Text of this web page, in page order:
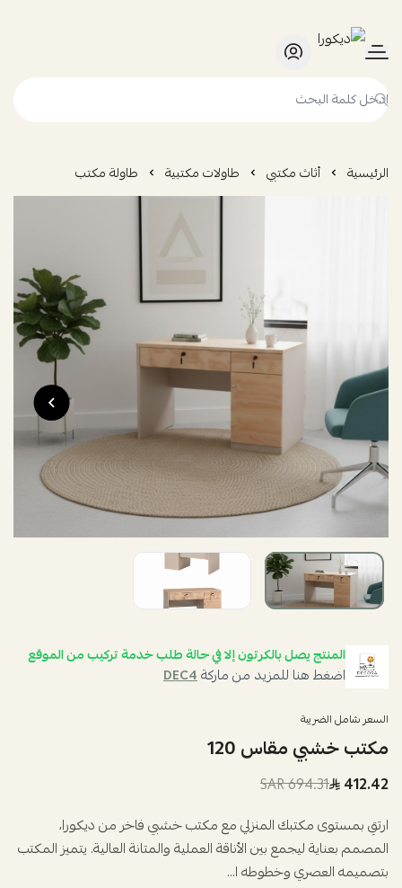
ديكورا
الرئيسية أثاث مكتبي طاولات مكتبية طاولة مكتب
المنتج يصل بالكرتون إلا في حالة طلب خدمة تركيب من الموقع
اضغط هنا للمزيد من ماركةDEC4
السعر شامل الضريبة
مكتب خشبي مقاس 120
412.42
694.31 SAR
ارتقِ بمستوى مكتبك المنزلي مع مكتب خشبي فاخر من ديكورا،
المصمم بعناية ليجمع بين الأناقة العملية والمتانة العالية. يتميز المكتب
بتصميمه العصري وخطوطه ا...